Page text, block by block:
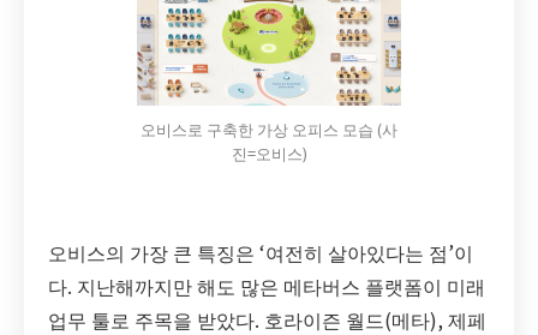
오비스로 구축한 가상 오피스 모습 (사
진=오비스)
오비스의 가장 큰 특징은 ‘여전히 살아있다는 점’이
다. 지난해까지만 해도 많은 메타버스 플랫폼이 미래
업무 툴로 주목을 받았다. 호라이즌 월드(메타), 제페